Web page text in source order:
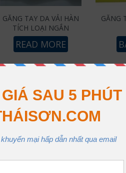
GĂNG TAY DA VẢI HÀN
TÍCH LOẠI NGẮN
READ MORE
GĂNG
vô cùng cần thiết với người lao
vệ bàn tay của người lao động